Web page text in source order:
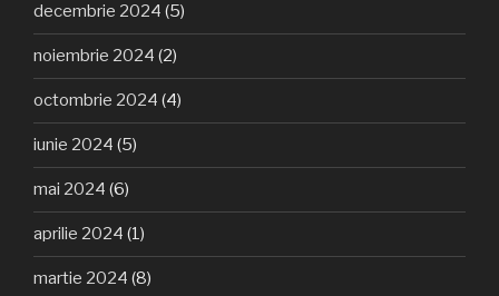
decembrie 2024 (5)
noiembrie 2024 (2)
octombrie 2024 (4)
iunie 2024 (5)
mai 2024 (6)
aprilie 2024 (1)
martie 2024 (8)